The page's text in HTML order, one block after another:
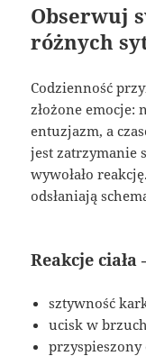
Obserwuj
różnych
Codzienność
złożone emocje:
entuzjazm, a
jest zatrzymanie
wywołało
odsłaniają
Reakcje
sztywność
ucisk w
przyspieszony